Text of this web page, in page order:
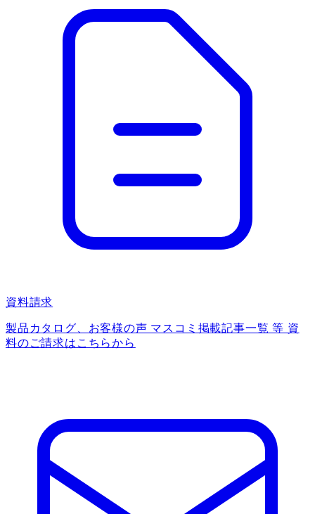
資料請求
製品カタログ、お客様の声 マスコミ掲載記事一覧 等 資
料のご請求はこちらから